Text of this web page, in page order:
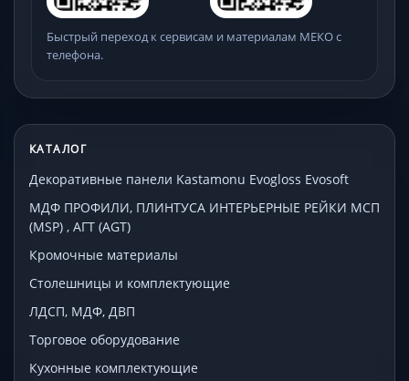
Быстрый переход к сервисам и материалам МЕКО с
телефона.
КАТАЛОГ
Декоративные панели Kastamonu Evogloss Evosoft
МДФ ПРОФИЛИ, ПЛИНТУСА ИНТЕРЬЕРНЫЕ РЕЙКИ МСП
(MSP) , АГТ (AGT)
Кромочные материалы
Столешницы и комплектующие
ЛДСП, МДФ, ДВП
Торговое оборудование
Кухонные комплектующие